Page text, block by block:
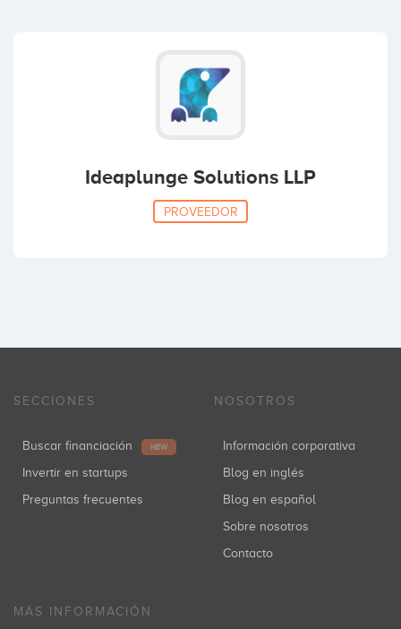
Ideaplunge Solutions LLP
PROVEEDOR
SECCIONES
Buscar financiación NEW
Invertir en startups
Preguntas frecuentes
NOSOTROS
Información corporativa
Blog en inglés
Blog en español
Sobre nosotros
Contacto
MÁS INFORMACIÓN